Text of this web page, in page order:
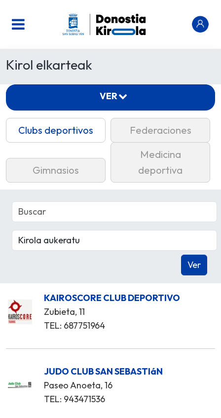
Kirol elkarteak
Clubs deportivos Federaciones
Gimnasios
Medicina
deportiva
KAIROSCORE CLUB DEPORTIVO
Zubieta, 11
TEL: 687751964
JUDO CLUB SAN SEBASTIáN
Paseo Anoeta, 16
TEL: 943471536
VER